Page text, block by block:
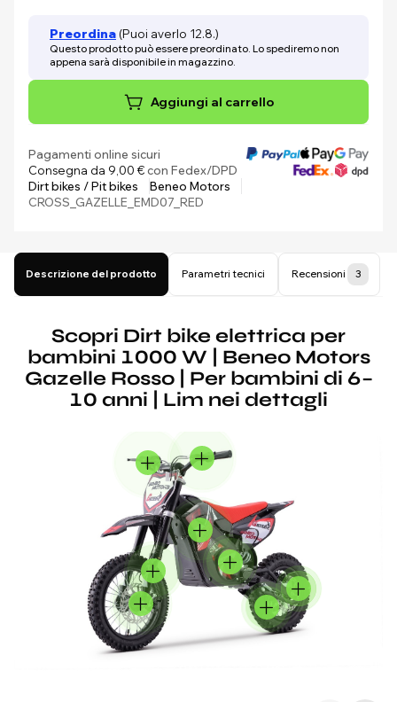
Preordina (Puoi averlo 12.8.)
Questo prodotto può essere preordinato. Lo spediremo non
appena sarà disponibile in magazzino.
Aggiungi al carrello
Pagamenti online sicuri
Consegna da 9,00 €con Fedex/DPD
Dirt bikes / Pit bikes
Beneo Motors
CROSS_GAZELLE_EMD07_RED
Descrizione del prodotto Parametri tecnici Recensioni 3
Scopri Dirt bike elettrica per
bambini 1000 W | Beneo Motors
Gazelle Rosso | Per bambini di 6–
10 anni | Lim nei dettagli